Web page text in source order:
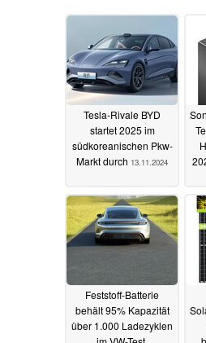
Tesla-Rivale BYD
startet 2025 im
südkoreanischen Pkw-
Markt durch 13.11.2024
Feststoff-Batterie
behält 95% Kapazität
über 1.000 Ladezyklen